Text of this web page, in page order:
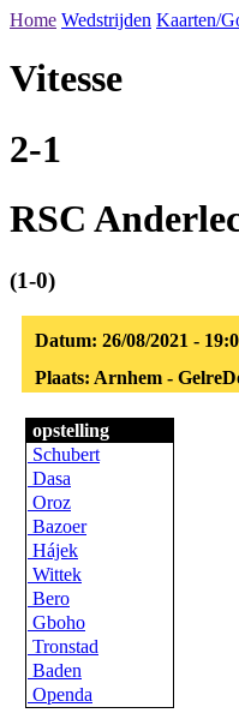
Home Wedstrijden Kaarten/
Vitesse
2-1
RSC
(1-0)
Datum: 26/08/2021 -
Plaats: Arnhem -
opstelling
Schubert
Dasa
Oroz
Bazoer
Hájek
Wittek
Bero
Gboho
Tronstad
Baden
Openda